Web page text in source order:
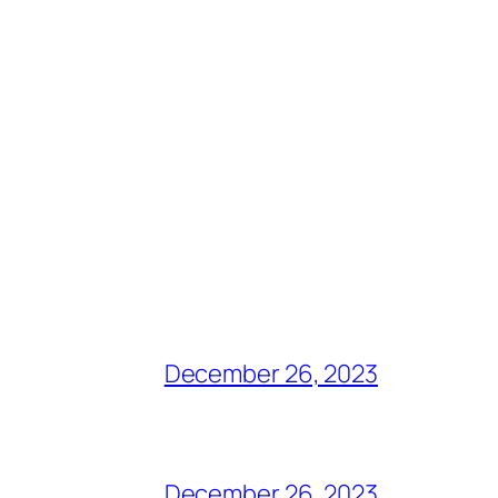
December 26, 2023